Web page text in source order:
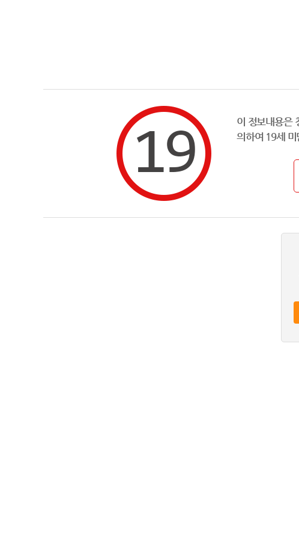
이 정보내용은
의하여 19세 미